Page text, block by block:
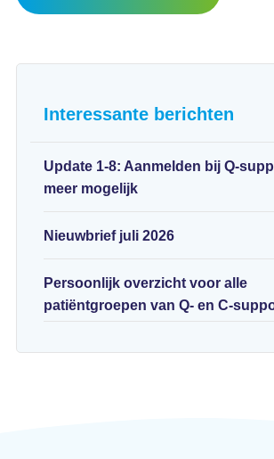
Interessante berichten
Update 1-8: Aanmelden bij Q-
meer mogelijk
Nieuwbrief juli 2026
Persoonlijk overzicht voor alle
patiëntgroepen van Q- en C-